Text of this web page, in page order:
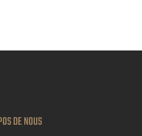
DE NOUS